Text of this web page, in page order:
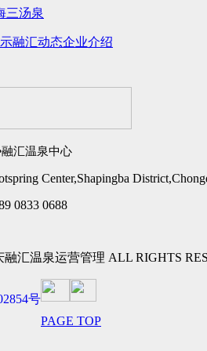
三汤泉
融汇动态企业介绍
汇温泉中心
Center,Shapingba
0833 0688
汇温泉运营管理 ALL RIGHTS
号
PAGE TOP